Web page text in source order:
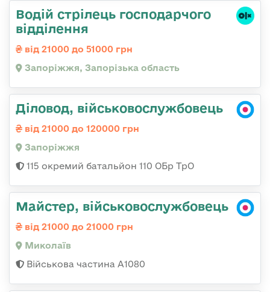
Водій стрілець господарчого
відділення
від 21000 до 51000 грн
Запоріжжя, Запорізька область
Діловод, військовослужбовець
від 21000 до 120000 грн
Запоріжжя
115 окремий батальйон 110 ОБр ТрО
Майстер, військовослужбовець
від 21000 до 21000 грн
Миколаїв
Військова частина А1080